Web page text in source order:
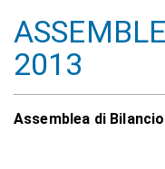
2013
Assemblea di